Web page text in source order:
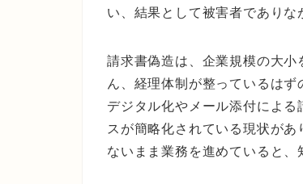
い、結果として被害者でありな
請求書偽造は、企業規模の大
ん、経理体制が整っているは
デジタル化やメール添付によ
スが簡略化されている現状が
ないまま業務を進めていると、